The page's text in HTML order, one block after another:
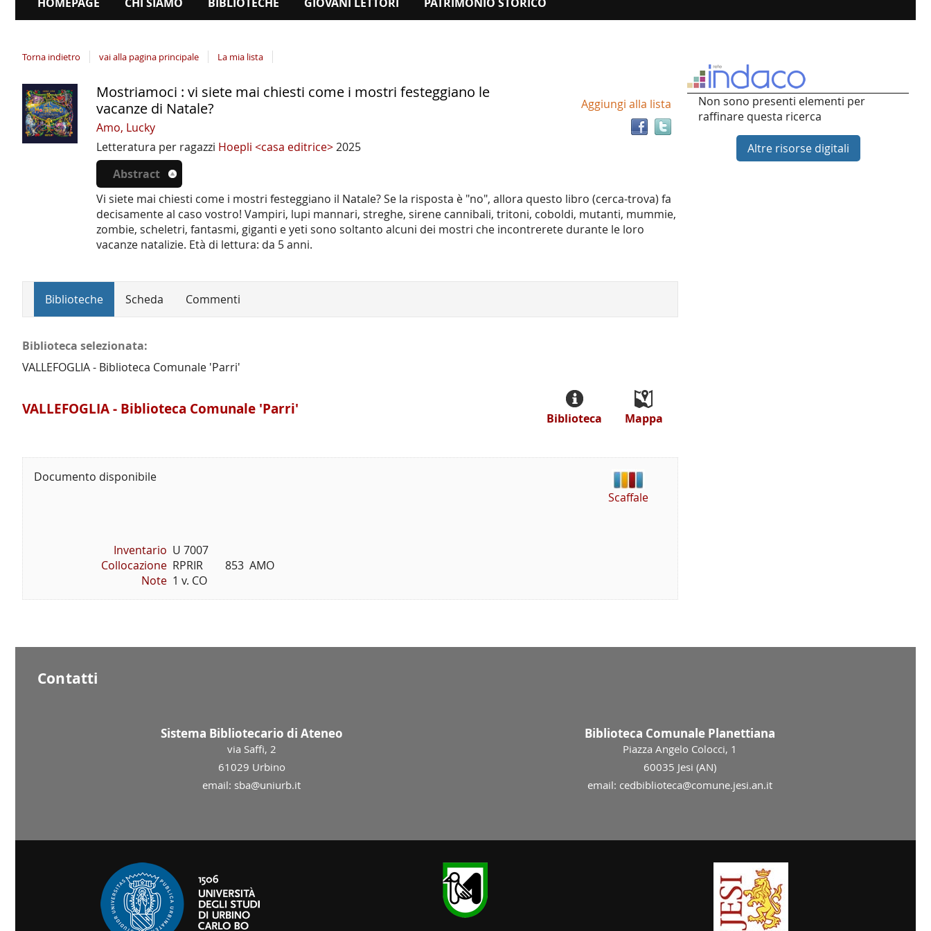
Torna indietro vai alla pagina principale La mia lista
Dettaglio
del
documento
Trova
documento
Aggiungi alla lista
Mostriamoci : vi siete mai chiesti come i mostri festeggiano le
vacanze di Natale?
Amo, Lucky
Letteratura per ragazzi Hoepli <casa editrice>2025
Abstract
Vi siete mai chiesti come i mostri festeggiano il Natale? Se la risposta è "no", allora questo libro (cerca-trova) fa
decisamente al caso vostro! Vampiri, lupi mannari, streghe, sirene cannibali, tritoni, coboldi, mutanti, mummie,
zombie, scheletri, fantasmi, giganti e yeti sono soltanto alcuni dei mostri che incontrerete durante le loro
vacanze natalizie. Età di lettura: da 5 anni.
Biblioteche Scheda Commenti
Biblioteca selezionata:
VALLEFOGLIA - Biblioteca Comunale 'Parri'
VALLEFOGLIA - Biblioteca Comunale 'Parri'
Mappa
Biblioteca
Documento disponibile
Inventario U 7007
Collocazione RPRIR        853  AMO
Note 1 v. CO
Scaffale
Non sono presenti elementi per
raffinare questa ricerca
Altre risorse digitali
Contatti
Sistema Bibliotecario di Ateneo
via Saffi, 2
61029 Urbino
email: sba@uniurb.it
Biblioteca Comunale Planettiana
Piazza Angelo Colocci, 1
60035 Jesi (AN)
email: cedbiblioteca@comune.jesi.an.it